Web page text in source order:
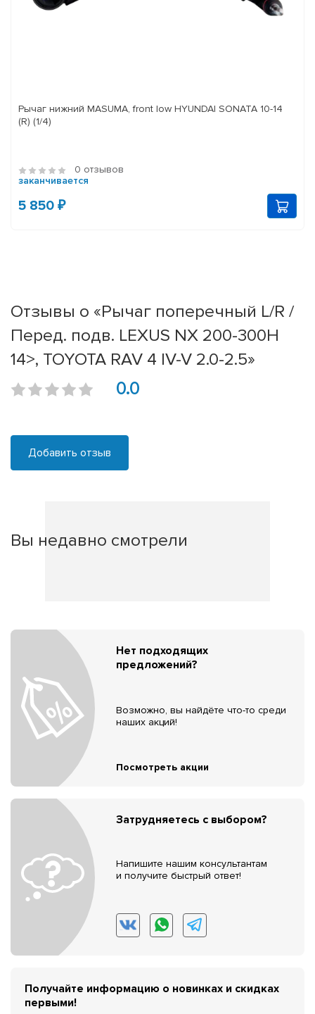
Рычаг нижний MASUMA, front low HYUNDAI SONATA 10-14
(R) (1/4)
0 отзывов
заканчивается
5 850 ₽
Отзывы о «Рычаг поперечный L/R /
Перед. подв. LEXUS NX 200-300H
14>, TOYOTA RAV 4 IV-V 2.0-2.5»
0.0
Добавить отзыв
Вы недавно смотрели
Нет подходящих
предложений?
Возможно, вы найдёте что-то среди
наших акций!
Посмотреть акции
Затрудняетесь с выбором?
Напишите нашим консультантам
и получите быстрый ответ!
Получайте информацию о новинках и скидках
первыми!